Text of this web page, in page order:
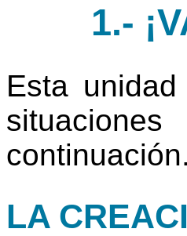
1.-
Esta
continuación.
LA